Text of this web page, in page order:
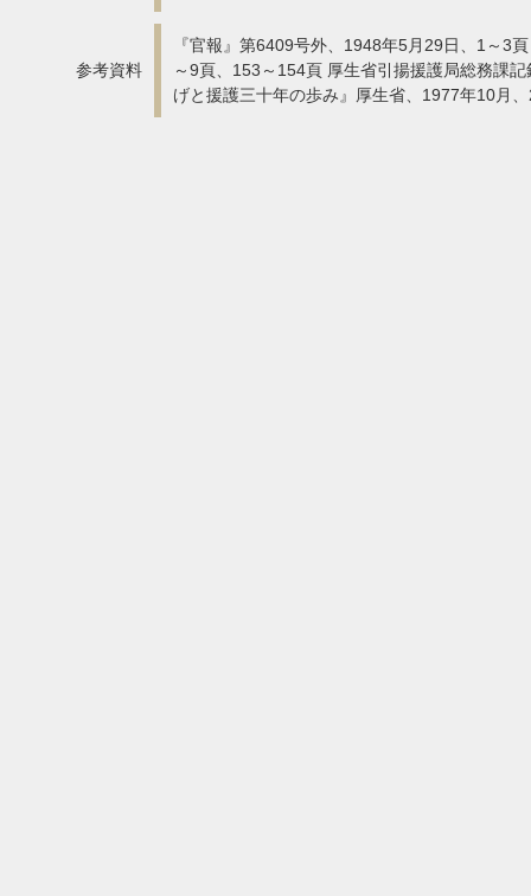
参考資料
『官報』第6409号外、1948年5月29日、1～3
～9頁、153～154頁 厚生省引揚援護局総務課
げと援護三十年の歩み』厚生省、1977年10月